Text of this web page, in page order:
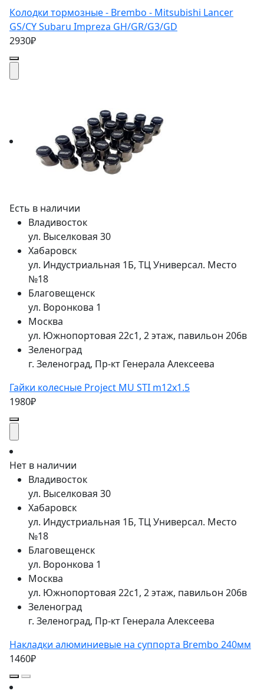
Колодки тормозные - Brembo - Mitsubishi Lancer
GS/CY Subaru Impreza GH/GR/G3/GD
2930₽
Есть в наличии
Владивосток
ул. Выселковая 30
Хабаровск
ул. Индустриальная 1Б, ТЦ Универсал. Место
№18
Благовещенск
ул. Воронкова 1
Москва
ул. Южнопортовая 22с1, 2 этаж, павильон 206в
Зеленоград
г. Зеленоград, Пр-кт Генерала Алексеева
Гайки колесные Project MU STI m12x1.5
1980₽
Нет в наличии
Владивосток
ул. Выселковая 30
Хабаровск
ул. Индустриальная 1Б, ТЦ Универсал. Место
№18
Благовещенск
ул. Воронкова 1
Москва
ул. Южнопортовая 22с1, 2 этаж, павильон 206в
Зеленоград
г. Зеленоград, Пр-кт Генерала Алексеева
Накладки алюминиевые на суппорта Brembo 240мм
1460₽